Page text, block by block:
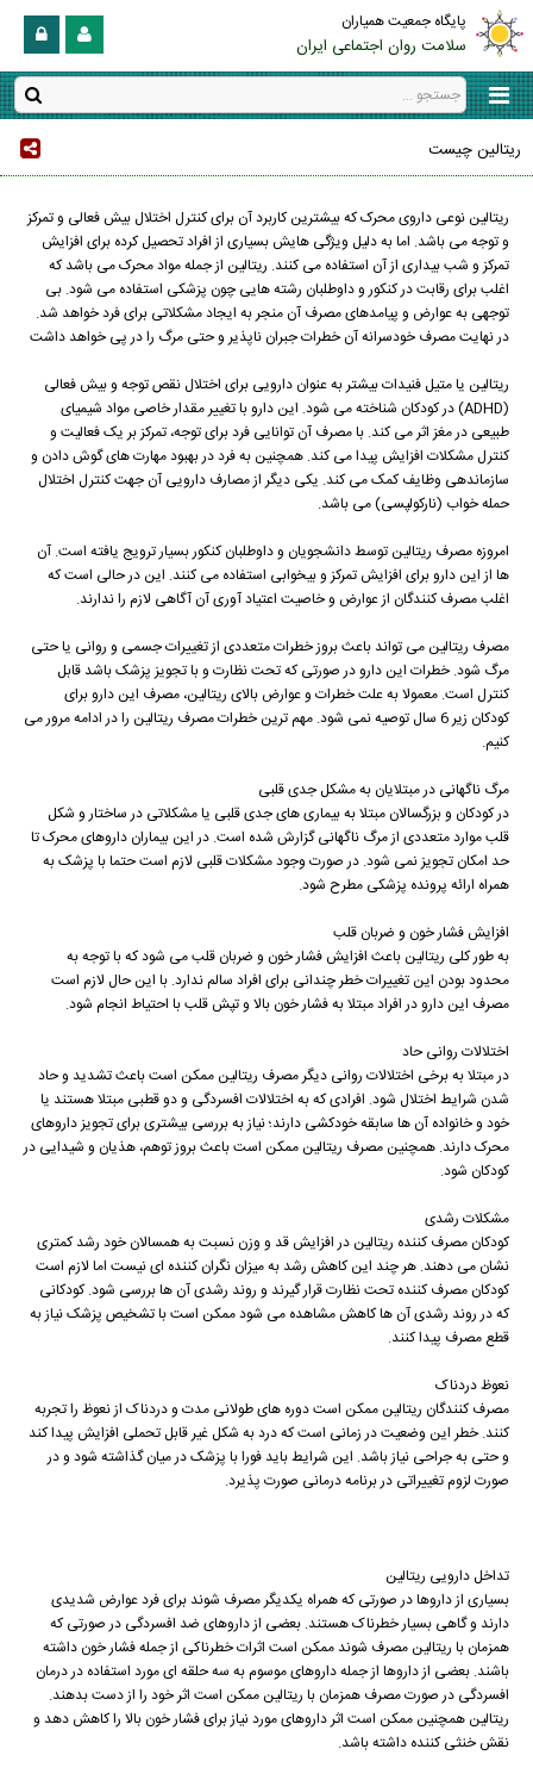
پایگاه جمعیت همیاران
سلامت روان اجتماعی ایران
ریتالین چیست
ریتالین نوعی داروی محرک که بیشترین کاربرد آن برای کنترل اختلال بیش فعالی و تمرکز
و توجه می باشد. اما به دلیل ویژگی هایش بسیاری از افراد تحصیل کرده برای افزایش
تمرکز و شب بیداری از آن استفاده می کنند. ریتالین از جمله مواد محرک می باشد که
اغلب برای رقابت در کنکور و داوطلبان رشته هایی چون پزشکی استفاده می شود. بی
توجهی به عوارض و پیامدهای مصرف آن منجر به ایجاد مشکلاتی برای فرد خواهد شد.
در نهایت مصرف خودسرانه آن خطرات جبران ناپذیر و حتی مرگ را در پی خواهد داشت
ریتالین یا متیل فنیدات بیشتر به عنوان دارویی برای اختلال نقص توجه و بیش فعالی
(ADHD) در کودکان شناخته می شود. این دارو با تغییر مقدار خاصی مواد شیمیای
طبیعی در مغز اثر می کند. با مصرف آن توانایی فرد برای توجه، تمرکز بر یک فعالیت و
کنترل مشکلات افزایش پیدا می کند. همچنین به فرد در بهبود مهارت های گوش دادن و
سازماندهی وظایف کمک می کند. یکی دیگر از مصارف دارویی آن جهت کنترل اختلال
حمله خواب (نارکولپسی) می باشد.
امروزه مصرف ریتالین توسط دانشجویان و داوطلبان کنکور بسیار ترویج یافته است. آن
ها از این دارو برای افزایش تمرکز و بیخوابی استفاده می کنند. این در حالی است که
اغلب مصرف کنندگان از عوارض و خاصیت اعتیاد آوری آن آگاهی لازم را ندارند.
مصرف ریتالین می تواند باعث بروز خطرات متعددی از تغییرات جسمی و روانی یا حتی
مرگ شود. خطرات این دارو در صورتی که تحت نظارت و با تجویز پزشک باشد قابل
کنترل است. معمولا به علت خطرات و عوارض بالای ریتالین، مصرف این دارو برای
کودکان زیر 6 سال توصیه نمی شود. مهم ترین خطرات مصرف ریتالین را در ادامه مرور می
کنیم.
مرگ ناگهانی در مبتلایان به مشکل جدی قلبی
در کودکان و بزرگسالان مبتلا به بیماری های جدی قلبی یا مشکلاتی در ساختار و شکل
قلب موارد متعددی از مرگ ناگهانی گزارش شده است. در این بیماران داروهای محرک تا
حد امکان تجویز نمی شود. در صورت وجود مشکلات قلبی لازم است حتما با پزشک به
همراه ارائه پرونده پزشکی مطرح شود.
افزایش فشار خون و ضربان قلب
به طور کلی ریتالین باعث افزایش فشار خون و ضربان قلب می شود که با توجه به
محدود بودن این تغییرات خطر چندانی برای افراد سالم ندارد. با این حال لازم است
مصرف این دارو در افراد مبتلا به فشار خون بالا و تپش قلب با احتیاط انجام شود.
اختلالات روانی حاد
در مبتلا به برخی اختلالات روانی دیگر مصرف ریتالین ممکن است باعث تشدید و حاد
شدن شرایط اختلال شود. افرادی که به اختلالات افسردگی و دو قطبی مبتلا هستند یا
خود و خانواده آن ها سابقه خودکشی دارند؛ نیاز به بررسی بیشتری برای تجویز داروهای
محرک دارند. همچنین مصرف ریتالین ممکن است باعث بروز توهم، هذیان و شیدایی در
کودکان شود.
مشکلات رشدی
کودکان مصرف کننده ریتالین در افزایش قد و وزن نسبت به همسالان خود رشد کمتری
نشان می دهند. هر چند این کاهش رشد به میزان نگران کننده ای نیست اما لازم است
کودکان مصرف کننده تحت نظارت قرار گیرند و روند رشدی آن ها بررسی شود. کودکانی
که در روند رشدی آن ها کاهش مشاهده می شود ممکن است با تشخیص پزشک نیاز به
قطع مصرف پیدا کنند.
نعوظ دردناک
مصرف کنندگان ریتالین ممکن است دوره های طولانی مدت و دردناک از نعوظ را تجربه
کنند. خطر این وضعیت در زمانی است که درد به شکل غیر قابل تحملی افزایش پیدا کند
و حتی به جراحی نیاز باشد. این شرایط باید فورا با پزشک در میان گذاشته شود و در
صورت لزوم تغییراتی در برنامه درمانی صورت پذیرد.
تداخل دارویی ریتالین
بسیاری از داروها در صورتی که همراه یکدیگر مصرف شوند برای فرد عوارض شدیدی
دارند و گاهی بسیار خطرناک هستند. بعضی از داروهای ضد افسردگی در صورتی که
همزمان با ریتالین مصرف شوند ممکن است اثرات خطرناکی از جمله فشار خون داشته
باشند. بعضی از داروها از جمله داروهای موسوم به سه حلقه ای مورد استفاده در درمان
افسردگی در صورت مصرف همزمان با ریتالین ممکن است اثر خود را از دست بدهند.
ریتالین همچنین ممکن است اثر داروهای مورد نیاز برای فشار خون بالا را کاهش دهد و
نقش خنثی کننده داشته باشد.